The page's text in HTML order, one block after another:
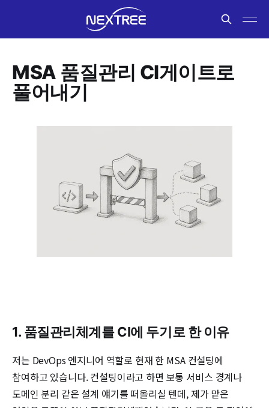
MSA 품질관리 CI게이트로
풀어내기
1. 품질관리체계를 CI에 두기로 한 이유
저는 DevOps 엔지니어 역할로 현재 한 MSA 컨설팅에
참여하고 있습니다. 컨설팅이라고 하면 보통 서비스 경계나
도메인 분리 같은 설계 얘기를 떠올리실 텐데, 제가 맡은